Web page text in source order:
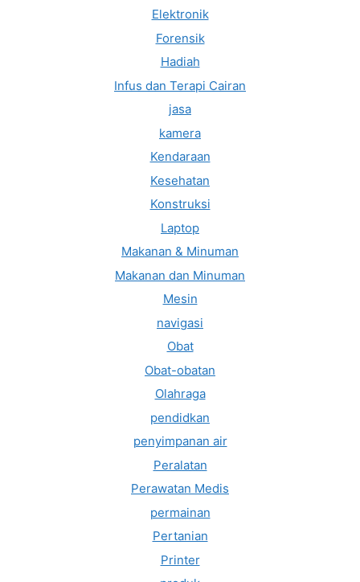
Elektronik
Forensik
Hadiah
Infus dan Terapi Cairan
jasa
kamera
Kendaraan
Kesehatan
Konstruksi
Laptop
Makanan & Minuman
Makanan dan Minuman
Mesin
navigasi
Obat
Obat-obatan
Olahraga
pendidkan
penyimpanan air
Peralatan
Perawatan Medis
permainan
Pertanian
Printer